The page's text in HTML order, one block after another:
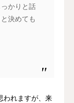
かりと話
決めても
われますが、来